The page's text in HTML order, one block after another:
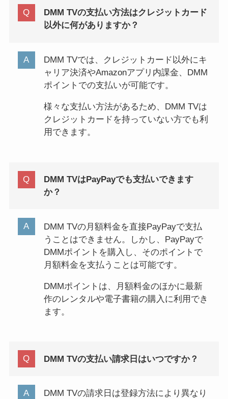
DMM TVの支払い方法はクレジットカード
以外に何がありますか？
DMM TVでは、クレジットカード以外にキ
ャリア決済やAmazonアプリ内課金、DMM
ポイントでの支払いが可能です。
様々な支払い方法があるため、DMM TVは
クレジットカードを持っていない方でも利
用できます。
DMM TVはPayPayでも支払いできます
か？
DMM TVの月額料金を直接PayPayで支払
うことはできません。しかし、PayPayで
DMMポイントを購入し、そのポイントで
月額料金を支払うことは可能です。
DMMポイントは、月額料金のほかに最新
作のレンタルや電子書籍の購入に利用でき
ます。
DMM TVの支払い請求日はいつですか？
DMM TVの請求日は登録方法により異なり